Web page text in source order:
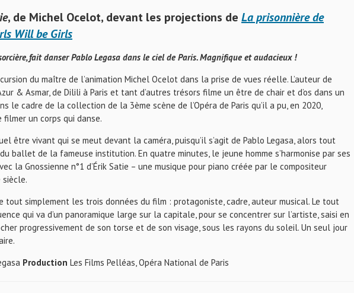
, de Michel Ocelot, devant les projections de La prisonnière de
Will be Girls
fait danser Pablo Legasa dans le ciel de Paris. Magnifique et audacieux !
du maître de l’animation Michel Ocelot dans la prise de vues réelle. L’auteur de
& Asmar, de Dilili à Paris et tant d’autres trésors filme un être de chair et d’os dans un
le cadre de la collection de la 3ème scène de l’Opéra de Paris qu’il a pu, en 2020,
un corps qui danse.
être vivant qui se meut devant la caméra, puisqu’il s’agit de Pablo Legasa, alors tout
ballet de la fameuse institution. En quatre minutes, le jeune homme s’harmonise par ses
la Gnossienne n°1 d’Érik Satie – une musique pour piano créée par le compositeur
siècle.
tout simplement les trois données du film : protagoniste, cadre, auteur musical. Le tout
qui va d’un panoramique large sur la capitale, pour se concentrer sur l’artiste, saisi en
progressivement de son torse et de son visage, sous les rayons du soleil. Un seul jour
Production Les Films Pelléas, Opéra National de Paris